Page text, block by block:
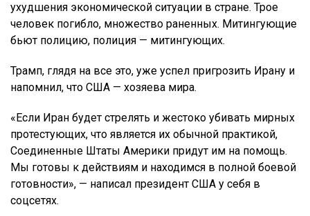
ухудшения экономической ситуации в стране. Трое
человек погибло, множество раненных. Митингующие
бьют полицию, полиция — митингующих.
Трамп, глядя на все это, уже успел пригрозить Ирану и
напомнил, что США — хозяева мира.
«Если Иран будет стрелять и жестоко убивать мирных
протестующих, что является их обычной практикой,
Соединенные Штаты Америки придут им на помощь.
Мы готовы к действиям и находимся в полной боевой
готовности», — написал президент США у себя в
соцсетях.